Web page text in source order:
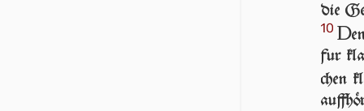
die
10 D
fur
chen